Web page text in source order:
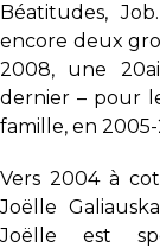
Béatitudes,
encore deux
2008, une
dernier – pour
famille, en
Vers 2004 à
Joëlle
Joëlle est